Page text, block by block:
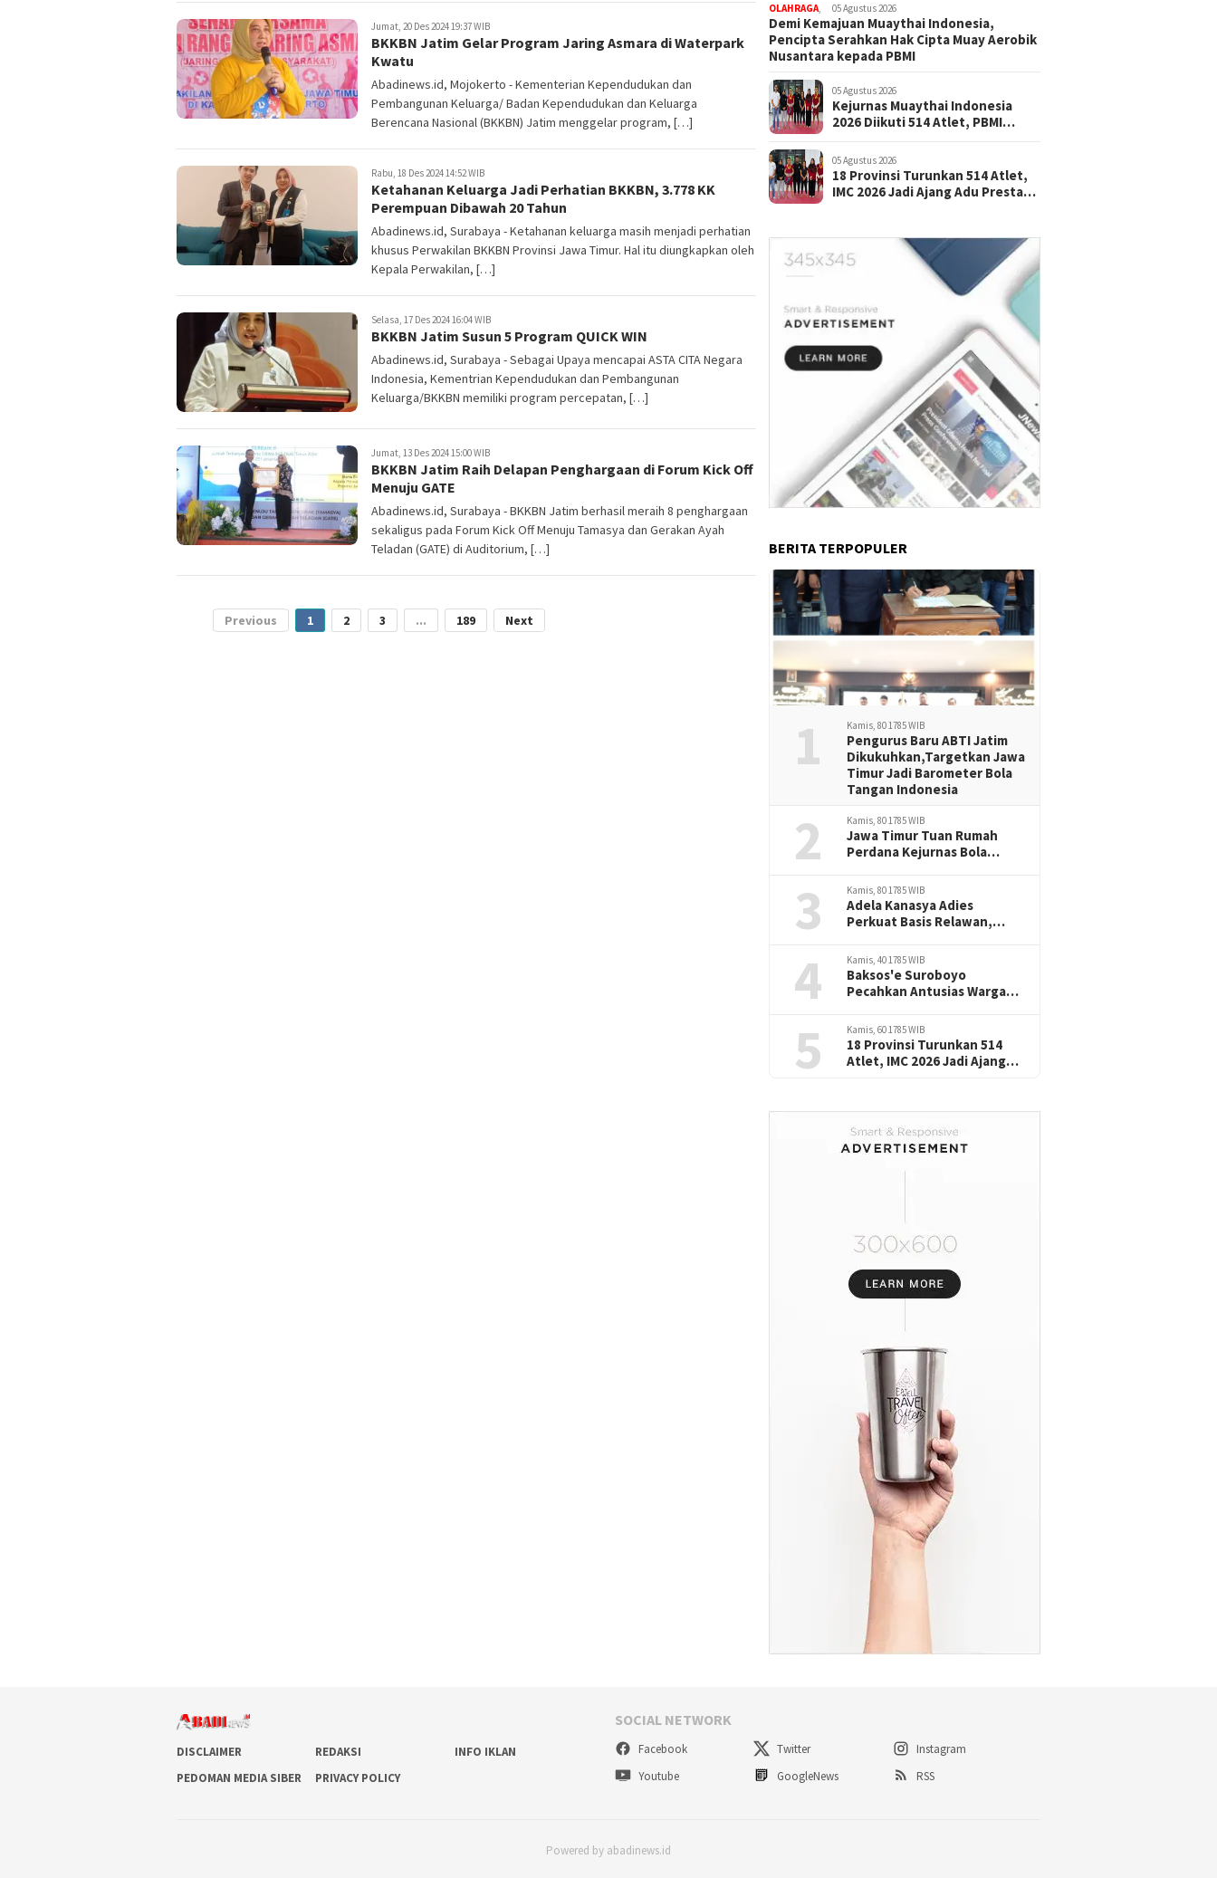
Jumat, 20 Des 2024 19:37 WIB
BKKBN Jatim Gelar Program Jaring Asmara di Waterpark
Kwatu
Abadinews.id, Mojokerto - Kementerian Kependudukan dan
Pembangunan Keluarga/ Badan Kependudukan dan Keluarga
Berencana Nasional (BKKBN) Jatim menggelar program, […]
Rabu, 18 Des 2024 14:52 WIB
Ketahanan Keluarga Jadi Perhatian BKKBN, 3.778 KK
Perempuan Dibawah 20 Tahun
Abadinews.id, Surabaya - Ketahanan keluarga masih menjadi perhatian
khusus Perwakilan BKKBN Provinsi Jawa Timur. Hal itu diungkapkan oleh
Kepala Perwakilan, […]
Selasa, 17 Des 2024 16:04 WIB
BKKBN Jatim Susun 5 Program QUICK WIN
Abadinews.id, Surabaya - Sebagai Upaya mencapai ASTA CITA Negara
Indonesia, Kementrian Kependudukan dan Pembangunan
Keluarga/BKKBN memiliki program percepatan, […]
Jumat, 13 Des 2024 15:00 WIB
BKKBN Jatim Raih Delapan Penghargaan di Forum Kick Off
Menuju GATE
Abadinews.id, Surabaya - BKKBN Jatim berhasil meraih 8 penghargaan
sekaligus pada Forum Kick Off Menuju Tamasya dan Gerakan Ayah
Teladan (GATE) di Auditorium, […]
Previous 1 2 3 ... 189 Next
OLAHRAGA 05 Agustus 2026
Demi Kemajuan Muaythai Indonesia,
Pencipta Serahkan Hak Cipta Muay Aerobik
Nusantara kepada PBMI
05 Agustus 2026
Kejurnas Muaythai Indonesia
2026 Diikuti 514 Atlet, PBMI
05 Agustus 2026
18 Provinsi Turunkan 514 Atlet,
IMC 2026 Jadi Ajang Adu Prestasi
BERITA TERPOPULER
1 Kamis, 80 1785 WIB
Pengurus Baru ABTI Jatim
Dikukuhkan,Targetkan Jawa
Timur Jadi Barometer Bola
Tangan Indonesia
2 Kamis, 80 1785 WIB
Jawa Timur Tuan Rumah
Perdana Kejurnas Bola
Prestasi Handball Indonesia
3 Kamis, 80 1785 WIB
Adela Kanasya Adies
Perkuat Basis Relawan,
Surabaya-Sidoarjo
4 Kamis, 40 1785 WIB
Baksos'e Suroboyo
Pecahkan Antusias Warga
Terong Magnet Perayaan
HUT RI -81
5 Kamis, 60 1785 WIB
18 Provinsi Turunkan 514
Atlet, IMC 2026 Jadi Ajang
DISCLAIMER REDAKSI
INFO IKLAN
PEDOMAN MEDIA SIBER
PRIVACY POLICY
SOCIAL NETWORK
Facebook Twitter
Instagram
Youtube
GoogleNews RSS
Powered by abadinews.id